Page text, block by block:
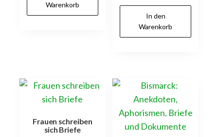
Warenkorb
In den
Warenkorb
Frauen schreiben
sich Briefe